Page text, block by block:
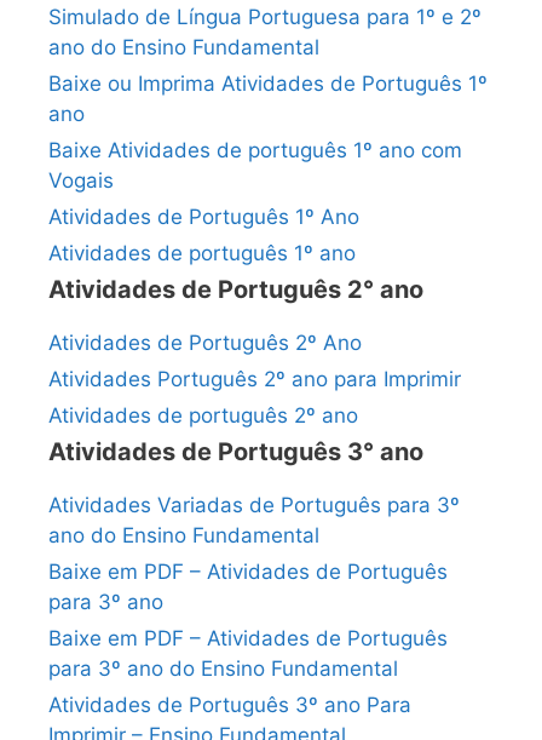
Simulado de Língua Portuguesa para 1º e 2º
ano do Ensino Fundamental
Baixe ou Imprima Atividades de Português 1º
ano
Baixe Atividades de português 1º ano com
Vogais
Atividades de Português 1º Ano
Atividades de português 1º ano
Atividades de Português 2° ano
Atividades de Português 2º Ano
Atividades Português 2º ano para Imprimir
Atividades de português 2º ano
Atividades de Português 3° ano
Atividades Variadas de Português para 3º
ano do Ensino Fundamental
Baixe em PDF – Atividades de Português
para 3º ano
Baixe em PDF – Atividades de Português
para 3º ano do Ensino Fundamental
Atividades de Português 3º ano Para
Imprimir – Ensino Fundamental